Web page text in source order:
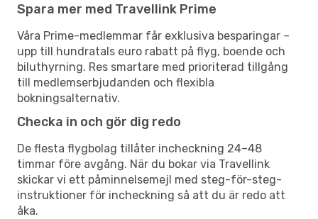
Spara mer med Travellink Prime
Våra Prime-medlemmar får exklusiva besparingar –
upp till hundratals euro rabatt på flyg, boende och
biluthyrning. Res smartare med prioriterad tillgång
till medlemserbjudanden och flexibla
bokningsalternativ.
Checka in och gör dig redo
De flesta flygbolag tillåter incheckning 24–48
timmar före avgång. När du bokar via Travellink
skickar vi ett påminnelsemejl med steg-för-steg-
instruktioner för incheckning så att du är redo att
åka.